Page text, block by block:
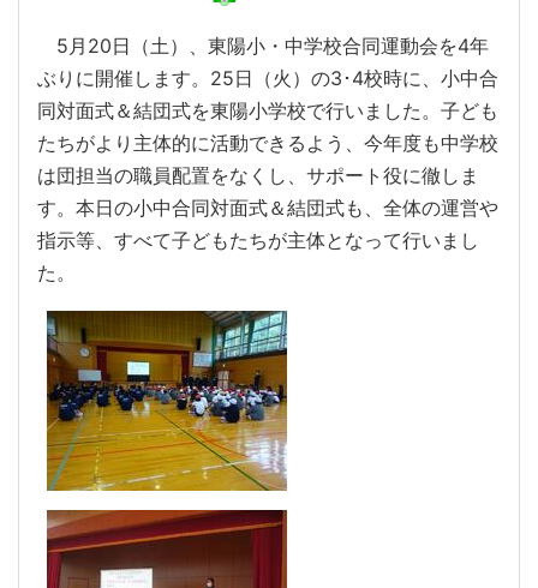
5月20日（土）、東陽小・中学校合同運動会を4年
ぶりに開催します。25日（火）の3･4校時に、小中合
同対面式＆結団式を東陽小学校で行いました。子ども
たちがより主体的に活動できるよう、今年度も中学校
は団担当の職員配置をなくし、サポート役に徹しま
す。本日の小中合同対面式＆結団式も、全体の運営や
指示等、すべて子どもたちが主体となって行いまし
た。